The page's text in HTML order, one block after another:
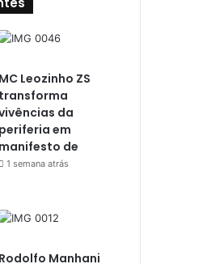
MC Leozinho ZS
transforma
da
periferia em
manifesto de
1 semana atrás
Rodolfo Manhani